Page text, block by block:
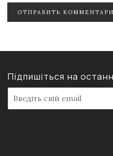
ОТПРАВИТЬ
Підпишіться на
m
a